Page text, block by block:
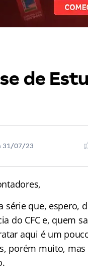
de
31/07/23
série que, espero,
do CFC e, quem
aqui é um
porém muito,